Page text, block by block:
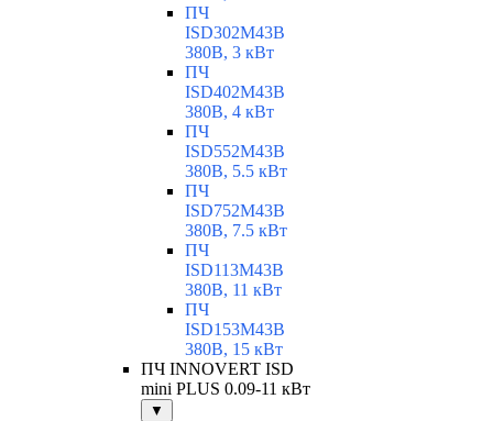
ПЧ
ISD302M43B
380В, 3 кВт
ПЧ
ISD402M43B
380В, 4 кВт
ПЧ
ISD552M43B
380В, 5.5 кВт
ПЧ
ISD752M43B
380В, 7.5 кВт
ПЧ
ISD113M43B
380В, 11 кВт
ПЧ
ISD153M43B
380В, 15 кВт
ПЧ INNOVERT ISD
mini PLUS 0.09-11 кВт
▼